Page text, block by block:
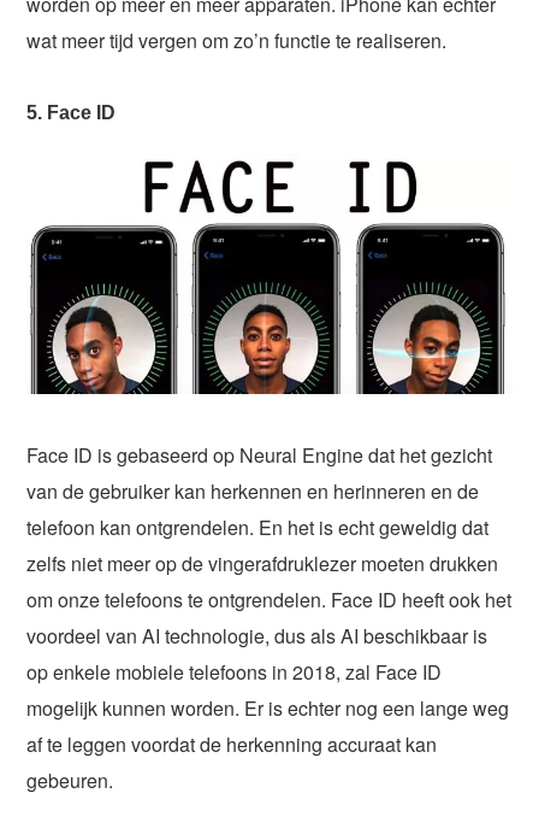
wat meer tijd vergen om zo’n functie te realiseren.
5. Face ID
Face ID is gebaseerd op Neural Engine dat het gezicht
van de gebruiker kan herkennen en herinneren en de
telefoon kan ontgrendelen. En het is echt geweldig dat
zelfs niet meer op de vingerafdruklezer moeten drukken
om onze telefoons te ontgrendelen. Face ID heeft ook het
voordeel van AI technologie, dus als AI beschikbaar is
op enkele mobiele telefoons in 2018, zal Face ID
mogelijk kunnen worden. Er is echter nog een lange weg
af te leggen voordat de herkenning accuraat kan
gebeuren.